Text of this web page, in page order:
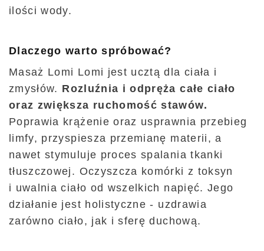
ilości wody.
Dlaczego warto spróbować?
Masaż Lomi Lomi jest ucztą dla ciała i
zmysłów. Rozluźnia i odpręża całe ciało
oraz zwiększa ruchomość stawów.
Poprawia krążenie oraz usprawnia przebieg
limfy, przyspiesza przemianę materii, a
nawet stymuluje proces spalania tkanki
tłuszczowej. Oczyszcza komórki z toksyn
i uwalnia ciało od wszelkich napięć. Jego
działanie jest holistyczne - uzdrawia
zarówno ciało, jak i sferę duchową.